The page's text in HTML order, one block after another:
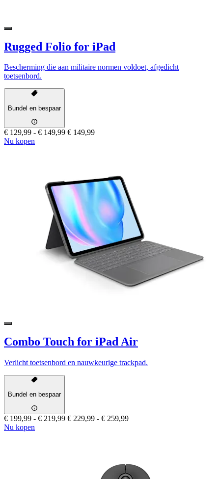
Rugged Folio for iPad
Bescherming die aan militaire normen voldoet, afgedicht
toetsenbord.
Bundel en bespaar
€ 129,99 - € 149,99 € 149,99
Nu kopen
Combo Touch for iPad Air
Verlicht toetsenbord en nauwkeurige trackpad.
Bundel en bespaar
€ 199,99 - € 219,99 € 229,99 - € 259,99
Nu kopen